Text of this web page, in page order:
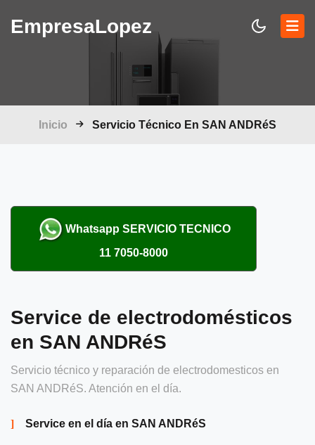
EmpresaLopez
Inicio Servicio Técnico En SAN ANDRéS
Whatsapp SERVICIO TECNICO
11 7050-8000
Service de electrodomésticos
en SAN ANDRéS
Servicio técnico y reparación de electrodomesticos en
SAN ANDRéS. Atención en el día.
Service en el día en SAN ANDRéS